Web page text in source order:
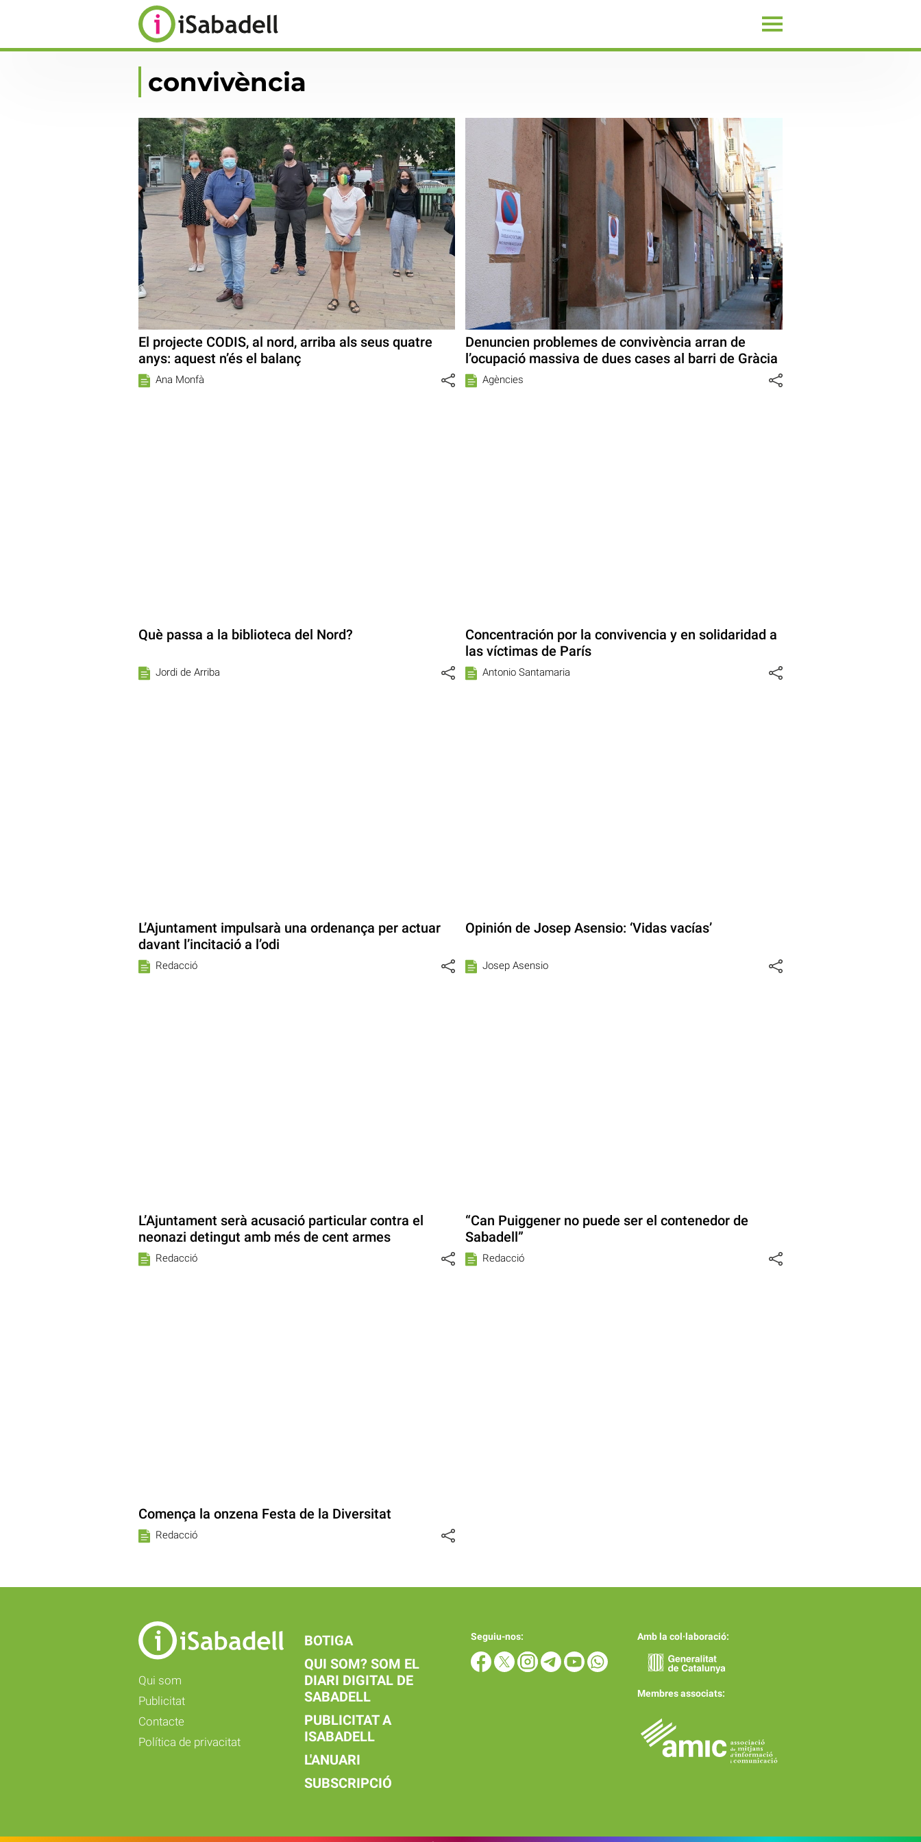
convivència
El projecte CODIS, al nord, arriba als seus quatre
anys: aquest n’és el balanç
Ana Monfà
Denuncien problemes de convivència arran de
l’ocupació massiva de dues cases al barri de Gràcia
Agències
Què passa a la biblioteca del Nord?
Jordi de Arriba
Concentración por la convivencia y en solidaridad a
las víctimas de París
Antonio Santamaria
L’Ajuntament impulsarà una ordenança per actuar
davant l’incitació a l’odi
Redacció
Opinión de Josep Asensio: ‘Vidas vacías’
Josep Asensio
L’Ajuntament serà acusació particular contra el
neonazi detingut amb més de cent armes
Redacció
“Can Puiggener no puede ser el contenedor de
Sabadell”
Redacció
Comença la onzena Festa de la Diversitat
Redacció
Qui som
Publicitat
Contacte
Política de privacitat
BOTIGA
QUI SOM? SOM EL
DIARI DIGITAL DE
SABADELL
PUBLICITAT A
ISABADELL
L'ANUARI
SUBSCRIPCIÓ
Seguiu-nos: Amb la col·laboració:
Membres associats: